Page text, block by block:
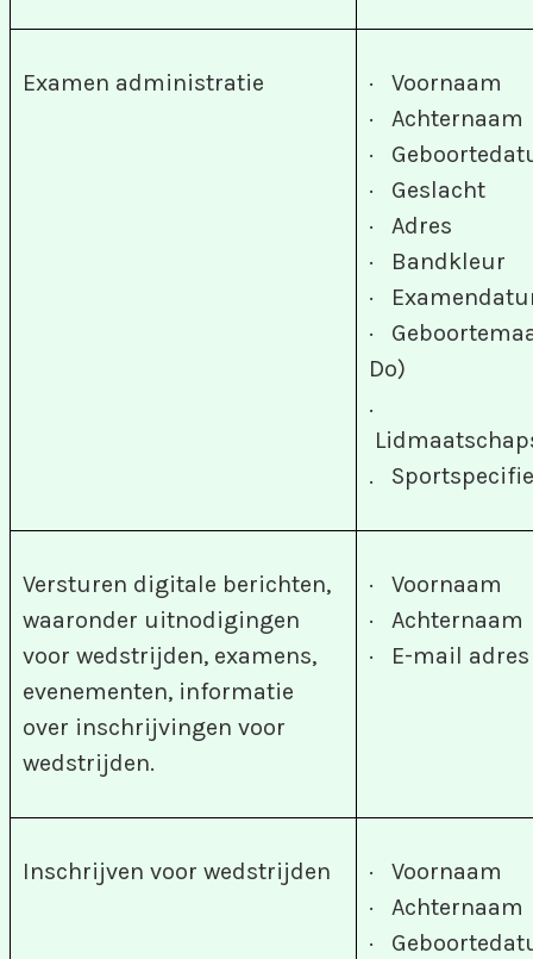
Examen administratie
· Voornaam
· Achternaam
·
· Geslacht
· Adres
· Bandkleur
·
·
Do)
.
.
Versturen digitale berichten,
waaronder uitnodigingen
voor wedstrijden, examens,
evenementen, informatie
over inschrijvingen voor
wedstrijden.
· Voornaam
· Achternaam
· E-mail adres
Inschrijven voor wedstrijden
· Voornaam
· Achternaam
·